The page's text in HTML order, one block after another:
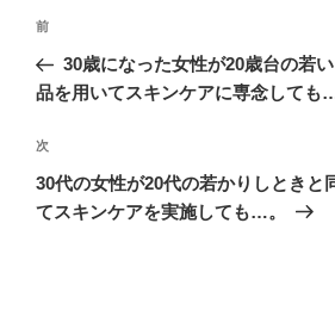
投
ナ
ゲ
ー
シ
過
去
の
稿
前
30歳になった女性が20歳台の若
品を用いてスキンケアに専念しても…
次
の
投
次
30代の女性が20代の若かりしときと
てスキンケアを実施しても…。